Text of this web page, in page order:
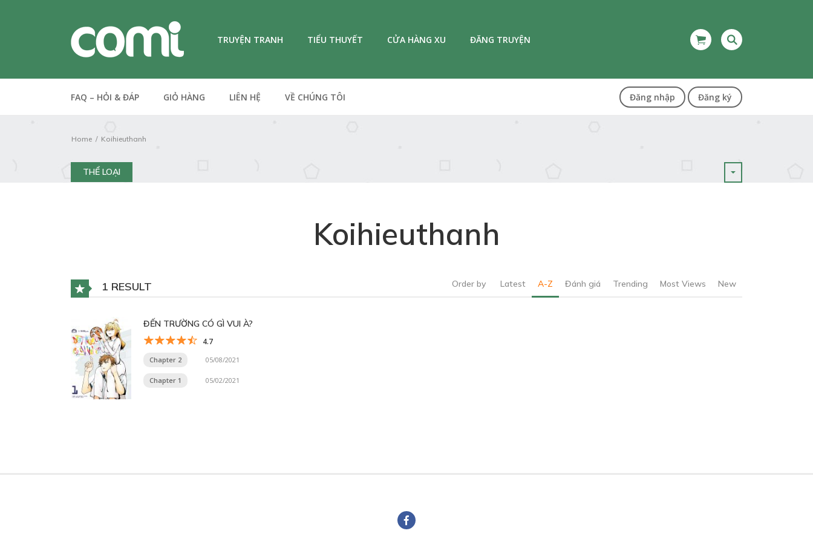
TRUYỆN TRANH TIỂU THUYẾT CỬA HÀNG XU ĐĂNG TRUYỆN
FAQ – HỎI & ĐÁP GIỎ HÀNG LIÊN HỆ VỀ CHÚNG TÔI Đăng nhập Đăng ký
Home Koihieuthanh
THỂ LOẠI
Koihieuthanh
1 RESULT Order by Latest A-Z Đánh giá Trending Most Views New
ĐẾN TRƯỜNG CÓ GÌ VUI À?
4.7
Chapter 2 05/08/2021
Chapter 1 05/02/2021